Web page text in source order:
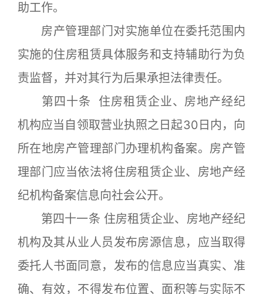
助工作。
房产管理部门对实施单位在委托范围内
实施的住房租赁具体服务和支持辅助行为负
责监督，并对其行为后果承担法律责任。
第四十条 住房租赁企业、房地产经纪
机构应当自领取营业执照之日起30日内，向
所在地房产管理部门办理机构备案。房产管
理部门应当依法将住房租赁企业、房地产经
纪机构备案信息向社会公开。
第四十一条 住房租赁企业、房地产经纪
机构及其从业人员发布房源信息，应当取得
委托人书面同意，发布的信息应当真实、准
确、有效，不得发布位置、面积等与实际不